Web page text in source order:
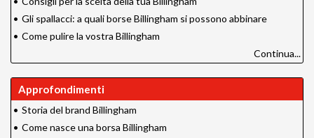
• Gli spallacci: a quali borse Billingham si possono abbinare
• Come pulire la vostra Billingham
Continua...
Approfondimenti
• Storia del brand Billingham
• Come nasce una borsa Billingham